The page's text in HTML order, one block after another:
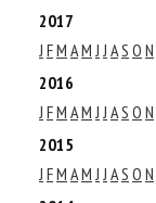
2017
J FM AM J J AS O N
2016
J FM AM J J AS O N
2015
J FM AM J J AS O N